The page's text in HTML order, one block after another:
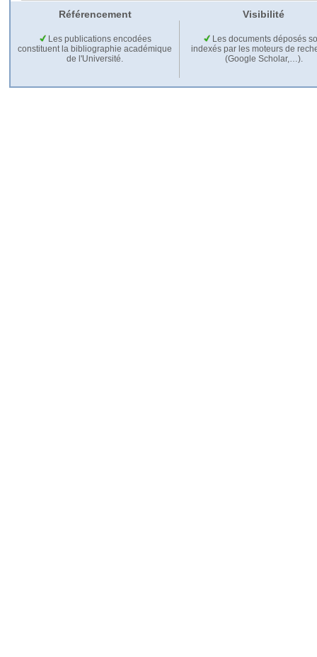
Référencement Visibilité
Les publications encodées
constituent la bibliographie académique
de l'Université.
Les documents déposés
indexés par les moteurs de
(Google Scholar,…).